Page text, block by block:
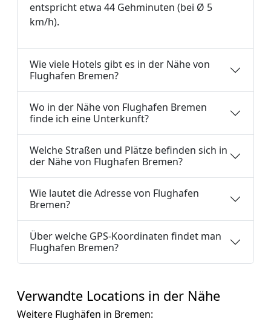
entspricht etwa 44 Gehminuten (bei Ø 5
km/h).
Wie viele Hotels gibt es in der Nähe von
Flughafen Bremen?
Wo in der Nähe von Flughafen Bremen
finde ich eine Unterkunft?
Welche Straßen und Plätze befinden sich in
der Nähe von Flughafen Bremen?
Wie lautet die Adresse von Flughafen
Bremen?
Über welche GPS-Koordinaten findet man
Flughafen Bremen?
Verwandte Locations in der Nähe
Weitere Flughäfen in Bremen: